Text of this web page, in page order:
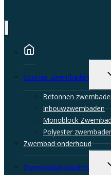
Soorten zwembaden
Betonnen
Inbouwzwembaden
Monoblock
Polyester
Zwembad onderhoud
Zwembad producten